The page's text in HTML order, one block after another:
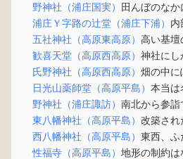
野神社（浦庄国実）
田んぼのなか
浦庄Ｙ字路の辻堂（浦庄下浦） 内
五社神社（高原東高原） 高い基壇
歓喜天堂（高原西高原） 神社にし
氏野神社（高原西高原） 畑の中に
日光山薬師堂（高原平島） 本当は
野神社（浦庄諏訪） 南北から参詣
東八幡神社（高原平島） 改築され
西八幡神社（高原平島） 東西、ふ
性福寺（高原平島） 地形の制約は